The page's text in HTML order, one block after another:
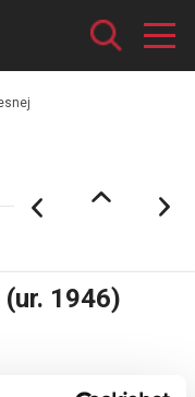
(ur. 1946)